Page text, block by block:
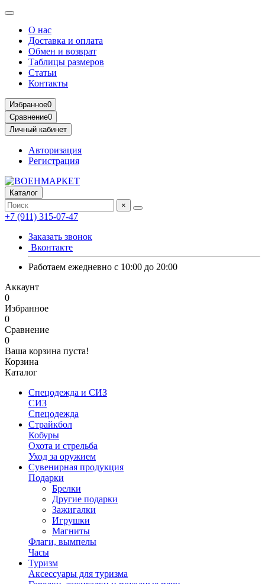
О нас
Доставка и оплата
Обмен и возврат
Таблицы размеров
Статьи
Контакты
Избранное0
Сравнение0
Личный кабинет
Авторизация
Регистрация
Каталог
×
+7 (911) 315-07-47
Заказать звонок
Вконтакте
Работаем ежедневно с 10:00 до 20:00
Аккаунт
0
Избранное
0
Сравнение
0
Ваша корзина пуста!
Корзина
Каталог
Спецодежда и СИЗ
СИЗ
Спецодежда
Страйкбол
Кобуры
Охота и стрельба
Уход за оружием
Сувенирная продукция
Подарки
Брелки
Другие подарки
Зажигалки
Игрушки
Магниты
Флаги, вымпелы
Часы
Туризм
Аксессуары для туризма